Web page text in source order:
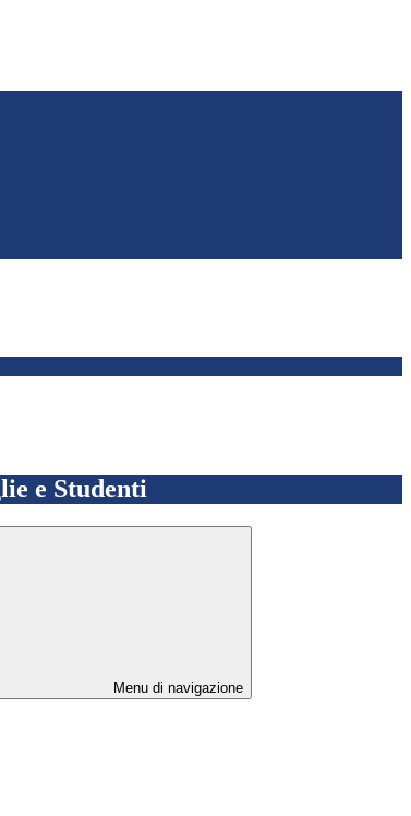
e Studenti
Menu di navigazione